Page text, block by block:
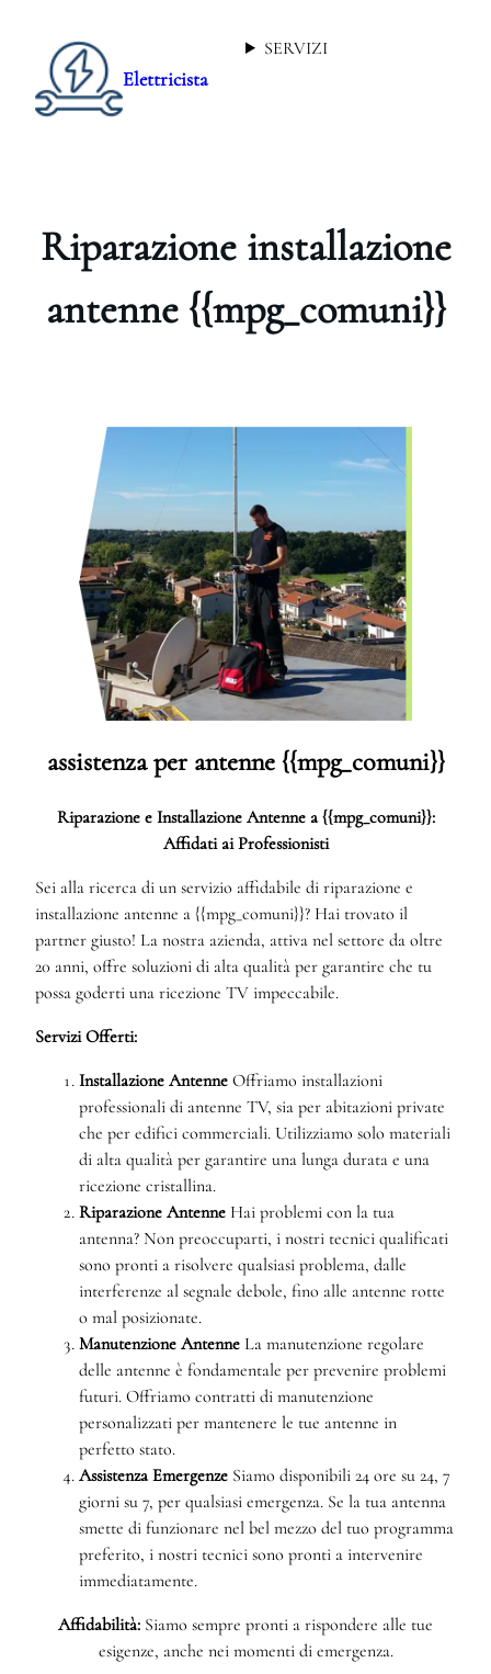
Elettricista
SERVIZI
Riparazione installazione
antenne {{mpg_comuni}}
assistenza per antenne {{mpg_comuni}}
Riparazione e Installazione Antenne a {{mpg_comuni}}:
Affidati ai Professionisti
Sei alla ricerca di un servizio affidabile di riparazione e
installazione antenne a {{mpg_comuni}}? Hai trovato il
partner giusto! La nostra azienda, attiva nel settore da oltre
20 anni, offre soluzioni di alta qualità per garantire che tu
possa goderti una ricezione TV impeccabile.
Servizi Offerti:
Installazione Antenne Offriamo installazioni
professionali di antenne TV, sia per abitazioni private
che per edifici commerciali. Utilizziamo solo materiali
di alta qualità per garantire una lunga durata e una
ricezione cristallina.
Riparazione Antenne Hai problemi con la tua
antenna? Non preoccuparti, i nostri tecnici qualificati
sono pronti a risolvere qualsiasi problema, dalle
interferenze al segnale debole, fino alle antenne rotte
o mal posizionate.
Manutenzione Antenne La manutenzione regolare
delle antenne è fondamentale per prevenire problemi
futuri. Offriamo contratti di manutenzione
personalizzati per mantenere le tue antenne in
perfetto stato.
Assistenza Emergenze Siamo disponibili 24 ore su 24, 7
giorni su 7, per qualsiasi emergenza. Se la tua antenna
smette di funzionare nel bel mezzo del tuo programma
preferito, i nostri tecnici sono pronti a intervenire
immediatamente.
Affidabilità: Siamo sempre pronti a rispondere alle tue
esigenze, anche nei momenti di emergenza.